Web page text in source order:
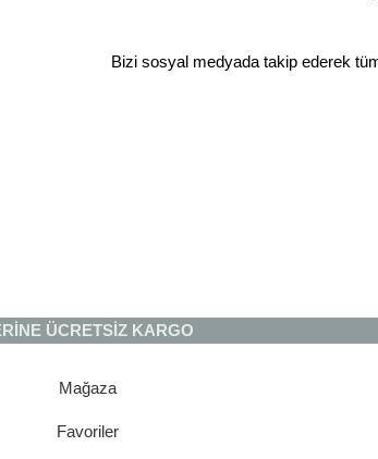
Bizi sosyal medyada takip ederek
ÜCRETSİZ KARGO
Mağaza
Favoriler